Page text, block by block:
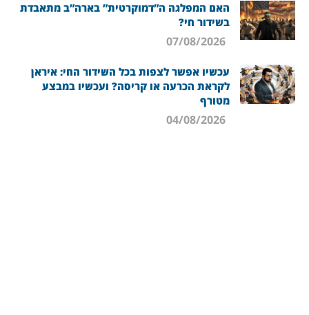
האם המפלגה ה”דמוקרטית” בארה”ב מתאבדת
בשידור חי?
עכשיו אפשר לצפות בכל השידור החי: איראן
לקראת הכרעה או קריסה? ועכשיו במבצע
מטורף